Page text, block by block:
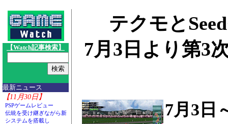
【Watch記事検索】
最新ニュース
【11月30日】
PSPゲームレビュー
伝統を受け継ぎながら新
システムを搭載し
テクモと
7月3日より第3
7月3日